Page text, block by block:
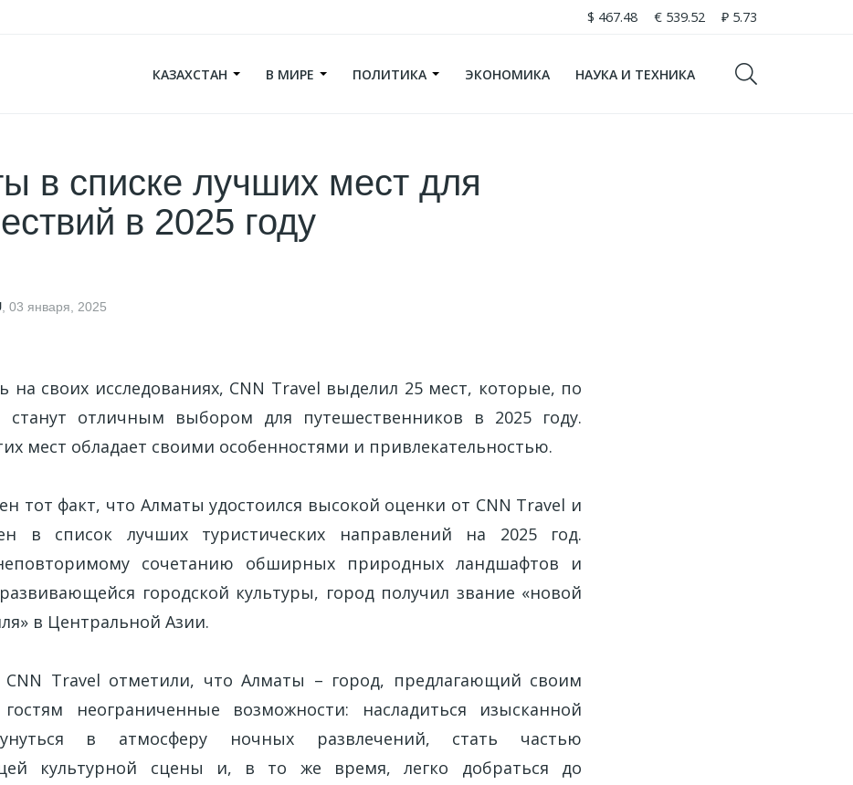
$ 467.48 € 539.52 ₽ 5.73
КАЗАХСТАН В МИРЕ ПОЛИТИКА ЭКОНОМИКА НАУКА И ТЕХНИКА
в списке лучших мест для
в 2025 году
, 03 января, 2025
на своих исследованиях, CNN Travel выделил 25 мест, которые, по
отличным выбором для путешественников в 2025 году.
мест обладает своими особенностями и привлекательностью.
тот факт, что Алматы удостоился высокой оценки от CNN Travel и
в список лучших туристических направлений на 2025 год.
сочетанию обширных природных ландшафтов и
городской культуры, город получил звание «новой
в Центральной Азии.
Travel отметили, что Алматы – город, предлагающий своим
неограниченные возможности: насладиться изысканной
в атмосферу ночных развлечений, стать частью
культурной сцены и, в то же время, легко добраться до